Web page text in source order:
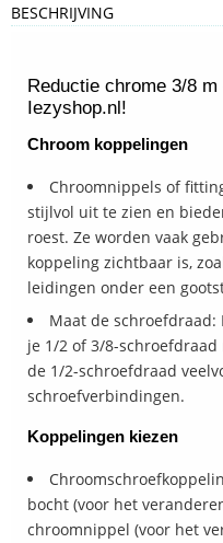
BESCHRIJVING
Reductie chrome 3/8
Iezyshop.nl!
Chroom koppelingen
Chroomnippels of
stijlvol uit te zien en
roest. Ze worden vaak
koppeling zichtbaar is,
leidingen onder een
Maat de
je 1/2 of 3/8-
de 1/2-schroefdraad
schroefverbindingen.
Koppelingen kiezen
bocht (voor het
chroomnippel (voor het